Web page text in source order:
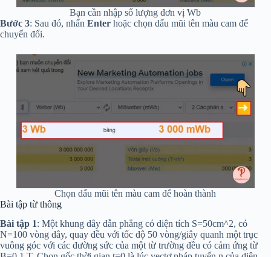
Bạn cần nhập số lượng đơn vị Wb
Bước 3: Sau đó, nhấn Enter hoặc chọn dấu mũi tên màu cam để
chuyển đổi.
Chọn dấu mũi tên màu cam để hoàn thành
Bài tập từ thông
Bài tập 1: Một khung dây dẫn phẳng có diện tích S=50cm^2, có
N=100 vòng dây, quay đều với tốc độ 50 vòng/giây quanh một trục
vuông góc với các đường sức của một từ trường đều có cảm ứng từ